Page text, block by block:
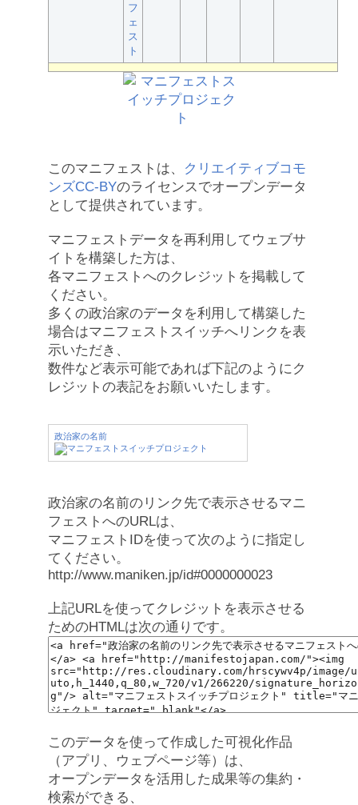
フ
ェ
ス
ト
このマニフェストは、
クリエイティブコモ
ンズCC-BYのライセンスでオープンデータ
として提供されています。
マニフェストデータを再利用してウェブサ
イトを構築した方は、
各マニフェストへのクレジットを掲載して
ください。
多くの政治家のデータを利用して構築した
場合はマニフェストスイッチへリンクを表
示いただき、
数件など表示可能であれば下記のようにク
レジットの表記をお願いいたします。
政治家の名前
政治家の名前のリンク先で表示させるマニ
フェストへのURLは、
マニフェストIDを使って次のように指定し
てください。
http://www.maniken.jp/id#0000000023
上記URLを使ってクレジットを表示させる
ためのHTMLは次の通りです。
このデータを使って作成した可視化作品
（アプリ、ウェブページ等）は、
オープンデータを活用した成果等の集約・
検索ができる、